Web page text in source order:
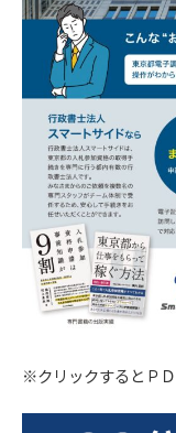
※クリックするとＰ